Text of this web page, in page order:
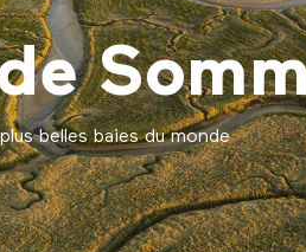
belles baies du monde